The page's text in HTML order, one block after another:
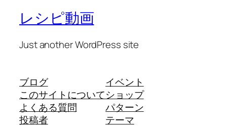
レシピ動画
Just another WordPress site
ブログ
このサイトについて
よくある質問
投稿者
イベント
ショップ
パターン
テーマ